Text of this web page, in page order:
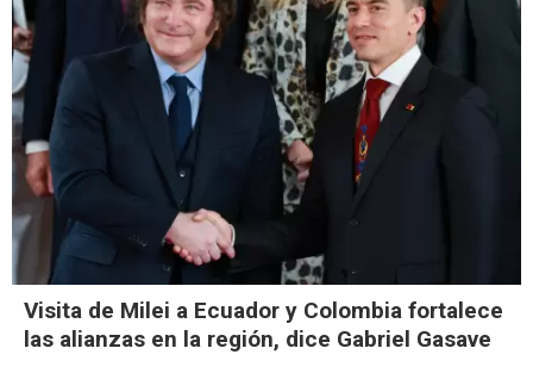
Visita de Milei a Ecuador y Colombia fortalece
las alianzas en la región, dice Gabriel Gasave